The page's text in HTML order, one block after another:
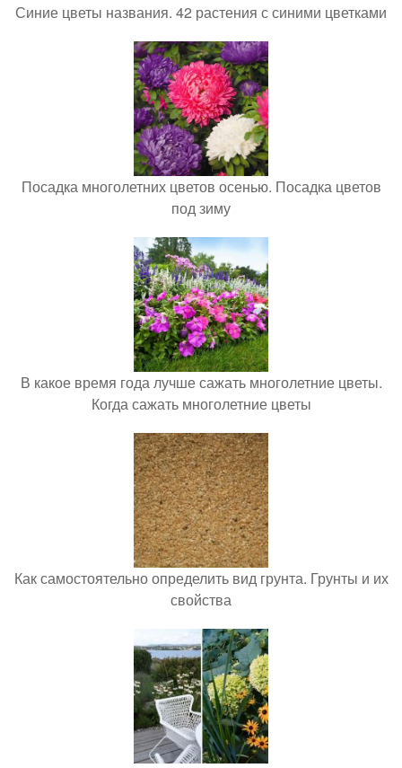
Синие цветы названия. 42 растения с синими цветками
Посадка многолетних цветов осенью. Посадка цветов
под зиму
В какое время года лучше сажать многолетние цветы.
Когда сажать многолетние цветы
Как самостоятельно определить вид грунта. Грунты и их
свойства